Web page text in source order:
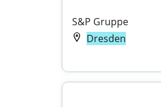
S&P Gruppe
Dresden